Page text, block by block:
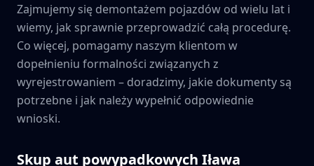
Zajmujemy się demontażem pojazdów od wielu lat i
wiemy, jak sprawnie przeprowadzić całą procedurę.
Co więcej, pomagamy naszym klientom w
dopełnieniu formalności związanych z
wyrejestrowaniem – doradzimy, jakie dokumenty są
potrzebne i jak należy wypełnić odpowiednie
wnioski.
Skup aut powypadkowych Iława